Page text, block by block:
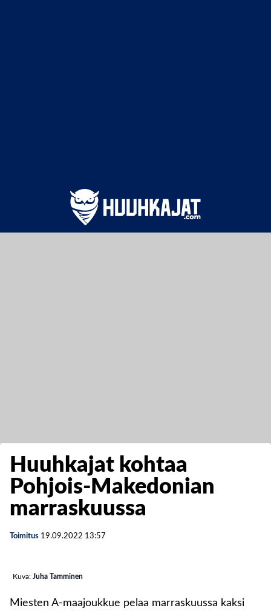
Huuhkajat kohtaa
Pohjois-Makedonian
marraskuussa
Toimitus 19.09.2022 13:57
Kuva: Juha Tamminen
Miesten A-maajoukkue pelaa marraskuussa kaksi